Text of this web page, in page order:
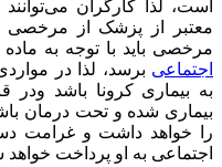
است، لذا کارگران
معتبر از پزشک از مرخصی
مرخصی باید با توجه به ماده ۷۴ قانون کار به
اجتماعی برسد، لذا در
به بیماری کرونا باشد ودر
بیماری شده و تحت درمان
را خواهد داشت و غرامت
اجتماعی به او پرداخت خواهد